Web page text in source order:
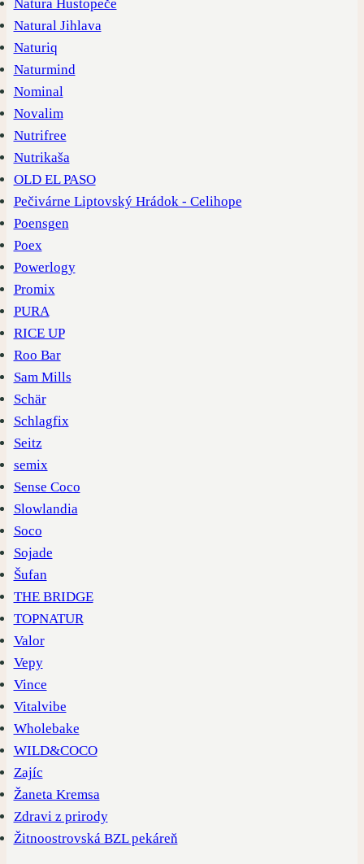
Natura Hustopeče
Natural Jihlava
Naturiq
Naturmind
Nominal
Novalim
Nutrifree
Nutrikaša
OLD EL PASO
Pečivárne Liptovský Hrádok - Celihope
Poensgen
Poex
Powerlogy
Promix
PURA
RICE UP
Roo Bar
Sam Mills
Schär
Schlagfix
Seitz
semix
Sense Coco
Slowlandia
Soco
Sojade
Šufan
THE BRIDGE
TOPNATUR
Valor
Vepy
Vince
Vitalvibe
Wholebake
WILD&COCO
Zajíc
Žaneta Kremsa
Zdravi z prirody
Žitnoostrovská BZL pekáreň